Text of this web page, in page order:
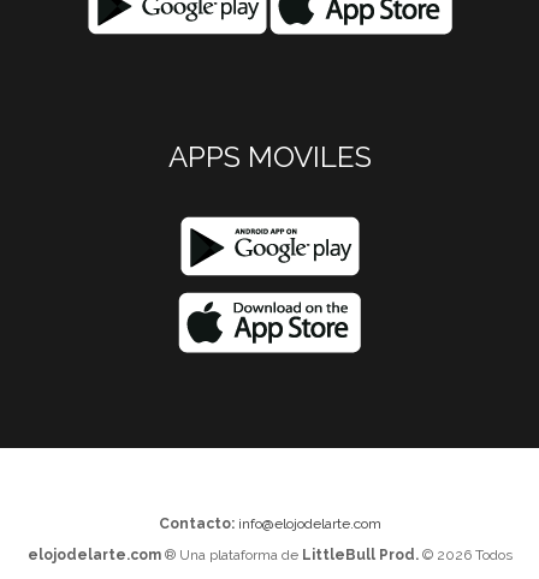
APPS MOVILES
Contacto: info@elojodelarte.com
elojodelarte.com® Una plataforma de LittleBull Prod.© 2026 Todos